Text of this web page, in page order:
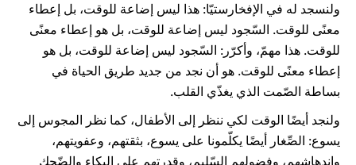
ولنسجد له في الإفخارستيّا: هذا ليس إضاعة للوقت، بل إعطاء
معنًى للوقت. السّجود ليس إضاعة للوقت، بل هو إعطاء معنًى
للوقت. هذا مهمّ، وأكرّر: السّجود ليس إضاعة للوقت، بل هو
إعطاء معنًى للوقت. هو أن نجد من جديد طريق الحياة في
بساطة الصّمت الذي يغذّي القلب.
ولنجد أيضًا الوقت لكي ننظر إلى الأطفال، كما نظر المجوس إلى
يسوع: الصِّغار أيضًا يكلّمونا على يسوع، بثقتهم، وعفويتهم،
واندهاشهم، وفضولهم السّليم، وقدرتهم على البكاء والضّحك